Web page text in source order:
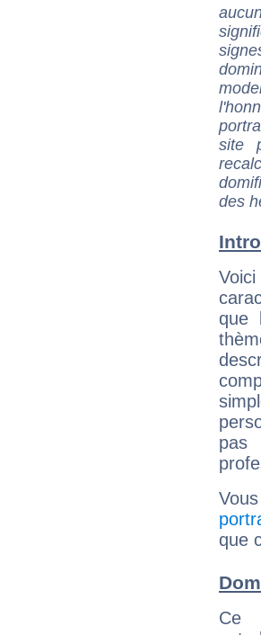
site
des
que
pas
que
Ce